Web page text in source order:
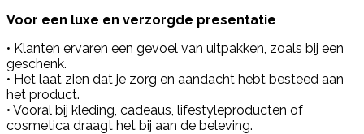
Voor een luxe en verzorgde presentatie
• Klanten ervaren een gevoel van uitpakken, zoals bij een
geschenk.
• Het laat zien dat je zorg en aandacht hebt besteed aan
het product.
• Vooral bij kleding, cadeaus, lifestyleproducten of
cosmetica draagt het bij aan de beleving.